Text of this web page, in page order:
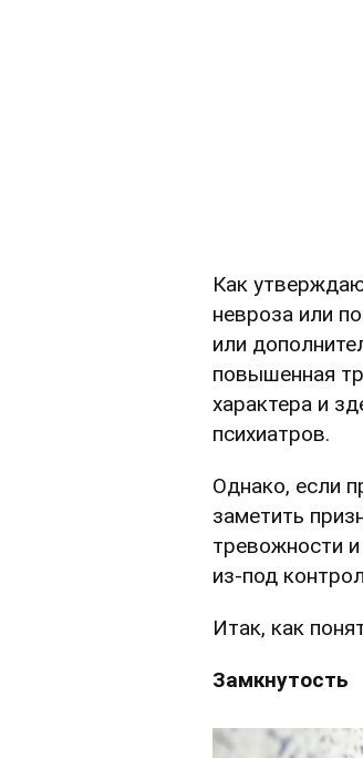
Как
невроза или
или
повышенная
характера и
психиатров.
Однако, если
заметить
тревожности
из-под
Итак, как
Замкнутость